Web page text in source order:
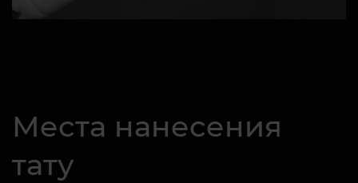
Места нанесения
тату